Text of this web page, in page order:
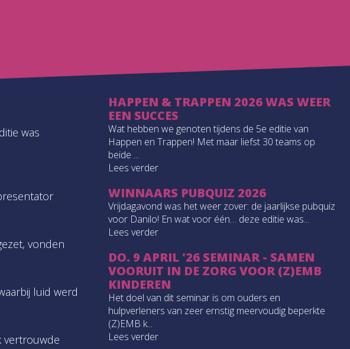
was
vonden
luid werd
vertrouwde
HAPPEN & TRAPPEN 2026 WAS WEER
EEN SUCCES
Wat hebben we genoten tijdens de 5e editie van
Happen en Trappen! Met maar liefst 30 teams op
beide ...
Lees verder
WINNAARS PUBQUIZ 2026
Vrijdagavond was het weer zover: de jaarlijkse pubquiz
voor Danilo! En wat voor één… deze editie was...
Lees verder
DO. 9 APRIL '26 SEMINAR - SAMEN
VOORUIT IN DE ZORG VOOR (Z)EMB
KINDEREN
Het doel van dit seminar is om ouders en
hulpverleners van zeer ernstig meervoudig beperkte
(Z)EMB k...
Lees verder